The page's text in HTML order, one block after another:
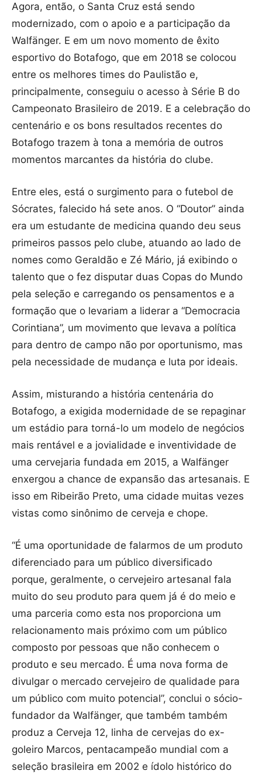
Agora, então, o Santa Cruz está sendo
modernizado, com o apoio e a participação da
Walfänger. E em um novo momento de êxito
esportivo do Botafogo, que em 2018 se colocou
entre os melhores times do Paulistão e,
principalmente, conseguiu o acesso à Série B do
Campeonato Brasileiro de 2019. E a celebração do
centenário e os bons resultados recentes do
Botafogo trazem à tona a memória de outros
momentos marcantes da história do clube.
Entre eles, está o surgimento para o futebol de
Sócrates, falecido há sete anos. O “Doutor” ainda
era um estudante de medicina quando deu seus
primeiros passos pelo clube, atuando ao lado de
nomes como Geraldão e Zé Mário, já exibindo o
talento que o fez disputar duas Copas do Mundo
pela seleção e carregando os pensamentos e a
formação que o levariam a liderar a “Democracia
Corintiana”, um movimento que levava a política
para dentro de campo não por oportunismo, mas
pela necessidade de mudança e luta por ideais.
Assim, misturando a história centenária do
Botafogo, a exigida modernidade de se repaginar
um estádio para torná-lo um modelo de negócios
mais rentável e a jovialidade e inventividade de
uma cervejaria fundada em 2015, a Walfänger
enxergou a chance de expansão das artesanais. E
isso em Ribeirão Preto, uma cidade muitas vezes
vistas como sinônimo de cerveja e chope.
“É uma oportunidade de falarmos de um produto
diferenciado para um público diversificado
porque, geralmente, o cervejeiro artesanal fala
muito do seu produto para quem já é do meio e
uma parceria como esta nos proporciona um
relacionamento mais próximo com um público
composto por pessoas que não conhecem o
produto e seu mercado. É uma nova forma de
divulgar o mercado cervejeiro de qualidade para
um público com muito potencial”, conclui o sócio-
fundador da Walfänger, que também também
produz a Cerveja 12, linha de cervejas do ex-
goleiro Marcos, pentacampeão mundial com a
seleção brasileira em 2002 e ídolo histórico do